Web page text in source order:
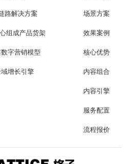
路解决方案
组成产品货架
字营销模型
增长引擎
场景方案
效果案例
核心优势
内容组合
内容引擎
服务配置
流程报价